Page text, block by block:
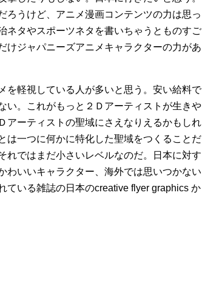
ろうけど、アニメ漫画コンテンツの力は思っ
ネタやスポーツネタを書いちゃうとものすご
けジャパニーズアニメキャラクターの力があ
を軽視している人が多いと思う。安い給料で
い。これがもっと２Ｄアーティストが生きや
アーティストの聖域にさえなりえるかもしれ
は一つに何かに特化した聖域をつくることだ
れではまだ小さいレベルなのだ。日本に対す
わいいキャラクター、海外では思いつかない
ている雑誌の日本のcreative flyer graphics か